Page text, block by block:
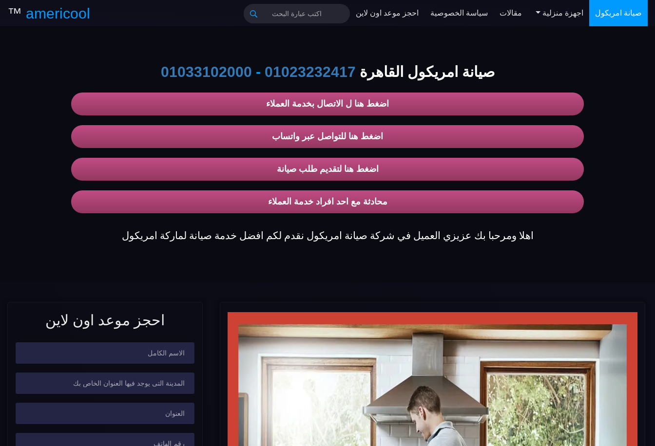
americool
™ صيانة امريكول اجهزة منزلية مقالات سياسة الخصوصية احجز موعد اون لاين
صيانة امريكول القاهرة 01023232417
-
01033102000
اضغط هنا ل الاتصال بخدمة العملاء
اضغط هنا للتواصل عبر واتساب
اضغط هنا لتقديم طلب صيانة
محادثة مع احد افراد خدمة العملاء
اهلا ومرحبا بك عزيزي العميل في شركة صيانة امريكول نقدم لكم افضل خدمة صيانة لماركة امريكول
احجز موعد اون لاين